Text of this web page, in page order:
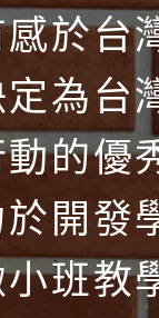
於台
為台
的優
開發
班教